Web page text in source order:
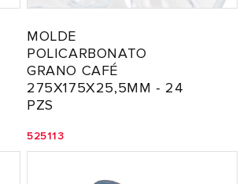
MOLDE
POLICARBONATO
GRANO CAFÉ
275X175X25,5MM - 24
PZS
525113